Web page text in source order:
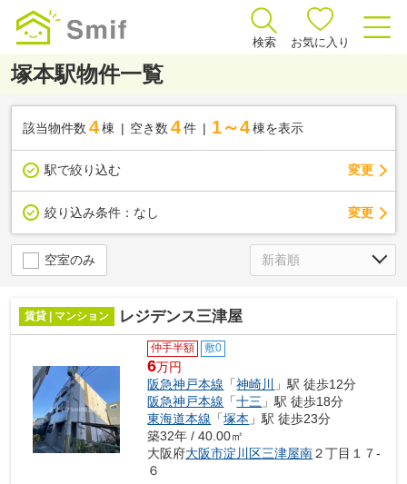
検索 お気に入り
塚本駅物件一覧
該当物件数 4棟 空き数 4 件 1～4 棟を表示
駅で絞り込む 変更
絞り込み条件： なし 変更
空室のみ
賃貸 | マンション レジデンス三津屋
仲手半額 敷0
6万円
阪急神戸本線 「神崎川
」駅 徒歩12分
阪急神戸本線 「十三 」駅 徒歩18分
東海道本線 「塚本 」駅 徒歩23分
築32年 / 40.00㎡
大阪府大阪市淀川区三津屋南２丁目１７-
６